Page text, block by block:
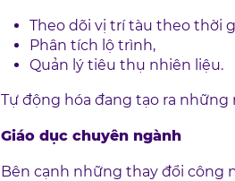
Theo dõi vị trí tàu theo thời
Phân tích lộ trình,
Quản lý tiêu thụ nhiên liệu.
Tự động hóa đang tạo ra
Giáo dục chuyên ngành
Bên cạnh những thay đổi công